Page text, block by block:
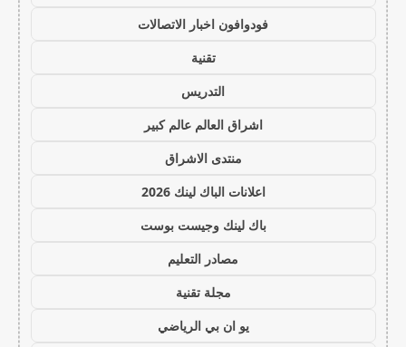
فودوافون اخبار الاتصالات
تقنية
التدريس
اشراق العالم عالم كبير
منتدى الاشراق
اعلانات الباك لينك 2026
باك لينك وجيست بوست
مصادر التعليم
مجلة تقنية
يو ان بي الرياضي